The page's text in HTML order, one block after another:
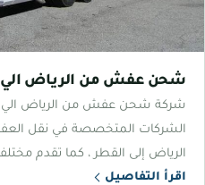
شحن عفش من الرياض
شركة شحن عفش من الرياض الي
الشركات المتخصصة في نقل
الرياض إلى القطر ، كما تقدم
اقرأ التفاصيل